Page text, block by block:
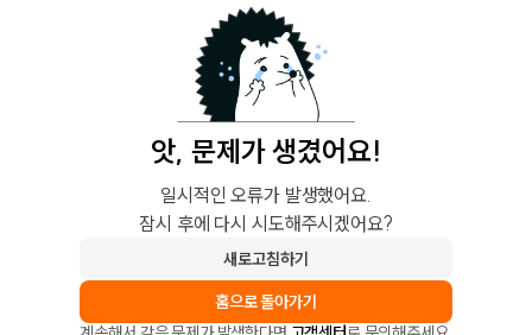
앗, 문제가 생겼어요!
일시적인 오류가 발생했어요.
잠시 후에 다시 시도해주시겠어요?
새로고침하기
홈으로 돌아가기